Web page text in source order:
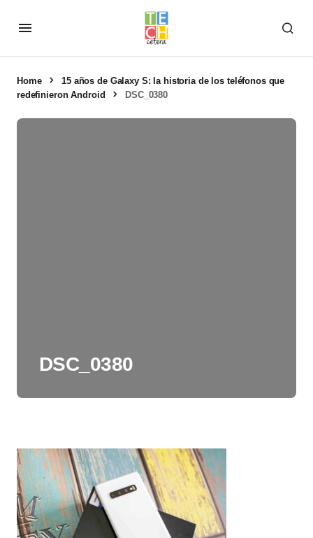
Home
15 años de Galaxy S: la historia de los teléfonos que
redefinieron Android
DSC_0380
DSC_0380